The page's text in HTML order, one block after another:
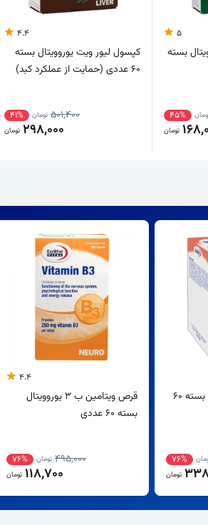
5
ب 6 یوروویتال بسته
45%
تومان
4.4
کپسول لیور ویت یوروویتال بسته
60 عددی (حمایت از عملکرد کبد)
501,400 تومان 41%
298,000 تومان
قرص اکوفاین یوروویتال بسته 60
76%
تومان
4.4
قرص ویتامین ب 3 یوروویتال
بسته 60 عددی
495,000 تومان 76%
118,700 تومان